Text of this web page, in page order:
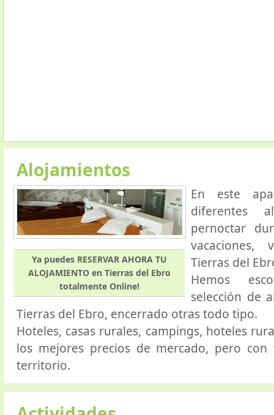
Alojamientos
Ya puedes RESERVAR AHORA TU
ALOJAMIENTO en Tierras del Ebro
totalmente Online!
En este
diferentes
pernoctar
Tierras del
Hemos
selección de
Tierras del Ebro, encerrado otras todo tipo.
Hoteles, casas rurales, campings, hoteles
los mejores precios de mercado, pero
territorio.